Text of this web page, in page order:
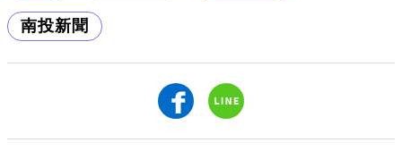
南投新聞